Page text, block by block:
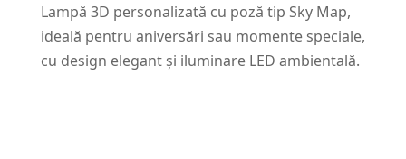
Lampă 3D personalizată cu poză tip Sky Map,
ideală pentru aniversări sau momente speciale,
cu design elegant și iluminare LED ambientală.